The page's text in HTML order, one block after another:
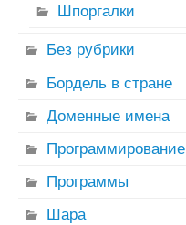
Шпоргалки
Без рубрики
Бордель в стране
Доменные имена
Программирование
Программы
Шара